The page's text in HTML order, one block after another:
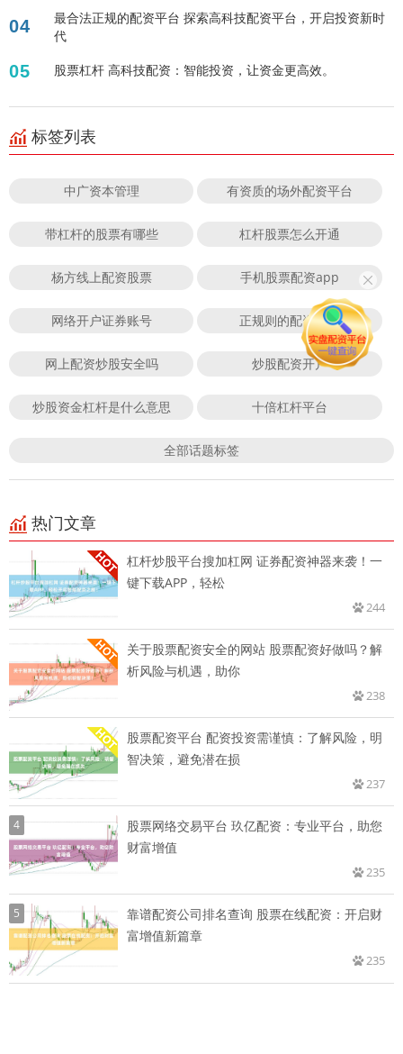
04
最合法正规的配资平台 探索高科技配资平台，开启投资新时
代
05 股票杠杆 高科技配资：智能投资，让资金更高效。
标签列表
中广资本管理 有资质的场外配资平台
带杠杆的股票有哪些 杠杆股票怎么开通
杨方线上配资股票 手机股票配资app
网络开户证券账号 正规则的配资平台
网上配资炒股安全吗 炒股配资开户
炒股资金杠杆是什么意思 十倍杠杆平台
全部话题标签
热门文章
杠杆炒股平台搜加杠网 证券配资神器来袭！一
键下载APP，轻松
244
关于股票配资安全的网站 股票配资好做吗？解
析风险与机遇，助你
238
股票配资平台 配资投资需谨慎：了解风险，明
智决策，避免潜在损
237
4
股票网络交易平台 玖亿配资：专业平台，助您
财富增值
235
5
靠谱配资公司排名查询 股票在线配资：开启财
富增值新篇章
235